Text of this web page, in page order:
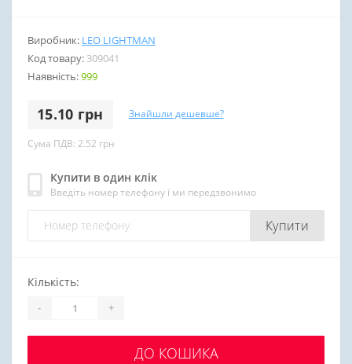
Виробник: LEO LIGHTMAN
Код товару: 309041
Наявність:999
15.10 грн Знайшли дешевше?
Сума ПДВ: 2.52 грн
Купити в один клік
Введіть номер телефону і ми передзвонимо
Купити
Кількість:
- +
ДО КОШИКА